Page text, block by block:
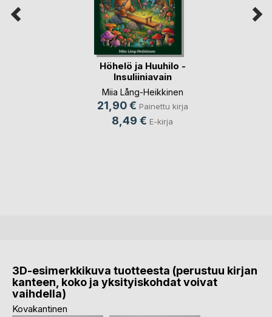
Höhelö ja Huuhilo -
Insuliiniavain
Miia Lång-Heikkinen
21,90 € Painettu kirja
8,49 € E-kirja
3D-esimerkkikuva tuotteesta (perustuu kirjan
kanteen, koko ja yksityiskohdat voivat
vaihdella)
Kovakantinen